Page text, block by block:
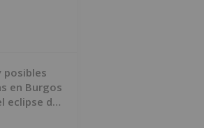
posibles
en Burgos
eclipse del